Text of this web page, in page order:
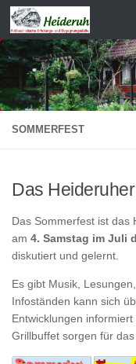
Zum Inhalt springen
SOMMERFEST
Das
Das Sommerfest ist das
am 4. Samstag im Juli
diskutiert und gelernt.
Es gibt Musik,
Infoständen kann sich
Entwicklungen
Grillbuffet sorgen für das